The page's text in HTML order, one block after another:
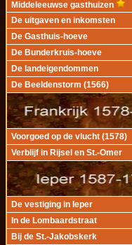
Middeleeuwse gasthuizen
De uitgaven en inkomsten
De Gasthuis-hoeve
De Bunderkruis-hoeve
De landeigendommen
De Beeldenstorm (1566)
Voorgoed op de vlucht (1578)
Verblijf in Rijsel en St.-Omer
De vestiging in Ieper
In de Lombaardstraat
Bij de St.-Jakobskerk